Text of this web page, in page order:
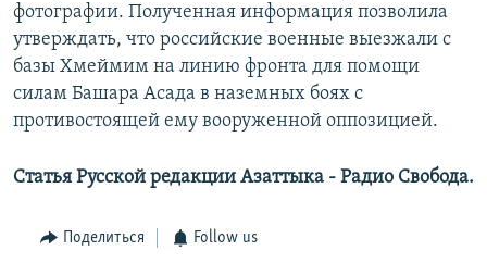
фотографии. Полученная информация позволила
утверждать, что российские военные выезжали с
базы Хмеймим на линию фронта для помощи
силам Башара Асада в наземных боях с
противостоящей ему вооруженной оппозицией.
Статья Русской редакции Азаттыка - Радио Свобода.
Поделиться Follow us